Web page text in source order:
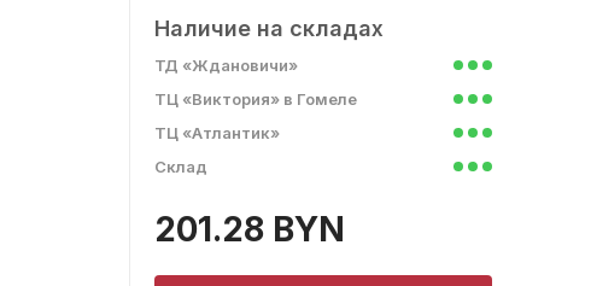
Наличие на складах
ТД «Ждановичи»
ТЦ «Виктория» в Гомеле
ТЦ «Атлантик»
Склад
201.28 BYN